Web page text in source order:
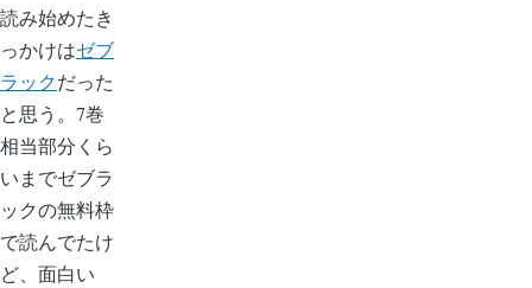
ン
の
読み始めたき
っかけはゼブ
ラックだった
と思う。7巻
相当部分くら
いまでゼブラ
ックの無料枠
で読んでたけ
ど、面白い